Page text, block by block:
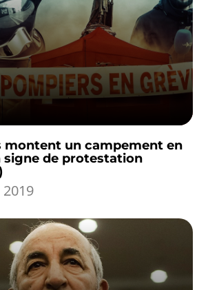
montent un campement en
signe de protestation